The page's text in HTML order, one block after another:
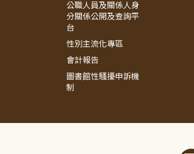
公職人員及關係人身
分關係公開及查詢平
台
性別主流化專區
會計報告
圖書館性騷擾申訴機
制